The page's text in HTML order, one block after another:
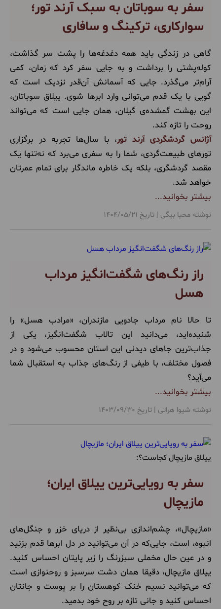
سفر به سوباتان به سبک آرند تور؛
سوارکاری، ترکینگ و سافاری
گاهی در زندگی باید همه دغدغه‌ها را پشت سر گذاشت،
کوله‌پشتی را برداشت و به جایی سفر کرد که زمان، کمی
آرام‌تر می‌گذرد. جایی که آسمانش آن‌قدر نزدیک است که
گویی با یک قدم می‌توانی وارد ابرها شوی. ییلاق سوباتان،
این بهشت گمشده‌ی گیلان، همان جایی است که می‌تواند
روحت را تازه کند.
آژانس گردشگردی آرند تور، با سال‌ها تجربه در برگزاری
تورهای طبیعت‌گردی، شما را به سفری می‌برد که نه‌تنها یک
مقصد گردشگری، بلکه یک خاطره ماندگار برای تمام عمرتان
خواهد شد.
بیشتر بخوانید...
نوشته محیا بیگی | تاریخ 1404/05/21
راز رنگ‌های شگفت‌انگیز مرداب
هسل
تا حالا نام مرداب جادویی مازندران، «مرادب هسل» را
شنیده‌اید، می‌دانید این تالاب شگفت‌انگیز، یکی از
جذاب‌ترین جاهای دیدنی این استان محسوب می‌شود و در
فصول مختلف، با طیفی از رنگ‌های جذاب به استقبال شما
می‌آید؟
بیشتر بخوانید...
نوشته شیوا هراتی | تاریخ 1403/09/30
ییلاق مازیچال کجاست؟:
سفر به رویایی‌ترین ییلاق ایران؛
مازیچال
«مازیچال»، چشم‌اندازی بی‌نظیر از دریای خزر و جنگل‌های
انبوه، است، جایی‌که در آن می‌توانید در دل ابرها قدم بزنید
و در عین حال مخملی سبزرنگ را زیر پایتان احساس کنید.
ییلاق مازیچال، دقیقا همان دشت سرسبز و روحنوازی است
که می‌توانید نسیم خنک کوهستان را بر پوست و جانتان
احساس کنید و جانی تازه بر روح خود بدمید.